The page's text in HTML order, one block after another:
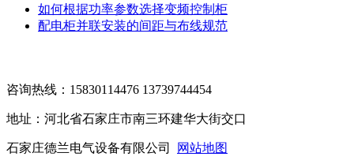
如何根据功率参数选择变频控制柜
配电柜并联安装的间距与布线规范
咨询热线：15830114476 13739744454
地址：河北省石家庄市南三环建华大街交口
石家庄德兰电气设备有限公司 网站地图